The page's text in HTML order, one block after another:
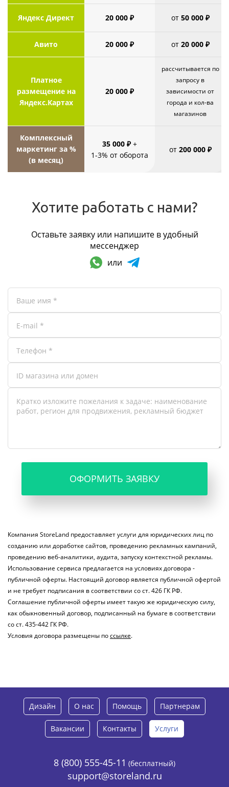
Яндекс Директ 20 000 ₽ от 50 000 ₽
Авито 20 000 ₽ от 20 000 ₽
Платное
размещение на
Яндекс.Картах
20 000 ₽
рассчитывается по
запросу в
зависимости от
города и кол-ва
магазинов
Комплексный
маркетинг за %
(в месяц)
35 000 ₽+
1-3% от оборота
от 200 000 ₽
Хотите работать с нами?
Оставьте заявку или напишите в удобный
мессенджер
или
ОФОРМИТЬ ЗАЯВКУ
Компания StoreLand предоставляет услуги для юридических лиц по
созданию или доработке сайтов, проведению рекламных кампаний,
проведению веб-аналитики, аудита, запуску контекстной рекламы.
Использование сервиса предлагается на условиях договора -
публичной оферты. Настоящий договор является публичной офертой
и не требует подписания в соответствии со ст. 426 ГК РФ.
Соглашение публичной оферты имеет такую же юридическую силу,
как обыкновенный договор, подписанный на бумаге в соответствии
со ст. 435-442 ГК РФ.
Условия договора размещены поссылке.
Дизайн О нас Помощь Партнерам
Вакансии Контакты Услуги
8 (800) 555-45-11 (бесплатный)
support@storeland.ru